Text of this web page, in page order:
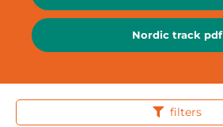
Nordic track pdf
filters